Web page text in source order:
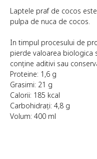
Laptele praf de cocos
pulpa de nuca de cocos.
In timpul procesului de
pierde valoarea biologica
conține aditivi sau
Proteine: 1,6 g
Grasimi: 21 g
Calorii: 185 kcal
Carbohidrați: 4,8 g
Volum: 400 ml